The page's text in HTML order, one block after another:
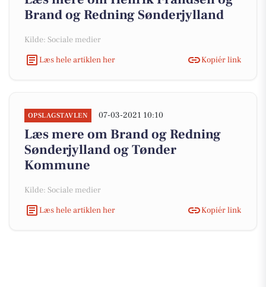
Brand og Redning Sønderjylland
Kilde: Sociale medier
Læs hele artiklen her
Kopiér link
OPSLAGSTAVLEN 07-03-2021 10:10
Læs mere om Brand og Redning
Sønderjylland og Tønder
Kommune
Kilde: Sociale medier
Læs hele artiklen her
Kopiér link